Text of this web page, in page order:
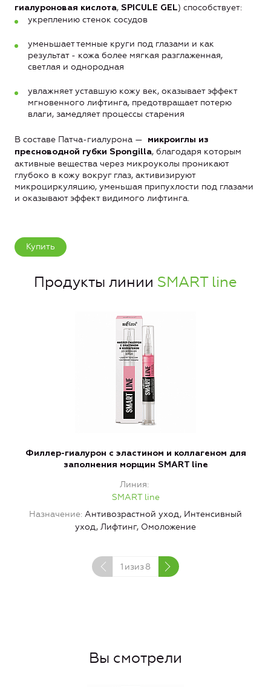
гиалуроновая кислота, SPICULE GEL) способствует:
укреплению стенок сосудов
уменьшает темные круги под глазами и как
результат - кожа более мягкая разглаженная,
светлая и однородная
увлажняет уставшую кожу век, оказывает эффект
мгновенного лифтинга, предотвращает потерю
влаги, замедляет процессы старения
В составе Патча-гиалурона — микроиглы из
пресноводной губки Spongilla, благодаря которым
активные вещества через микроуколы проникают
глубоко в кожу вокруг глаз, активизируют
микроциркуляцию, уменьшая припухлости под глазами
и оказывают эффект видимого лифтинга.
Купить
Продукты линии SMART line
Филлер-гиалурон с эластином и коллагеном для
заполнения морщин SMART line
Линия
SMART line
Назначение Антивозрастной уход, Интенсивный
уход, Лифтинг, Омоложение
1 изиз8
Вы смотрели